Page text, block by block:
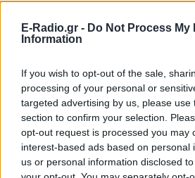
E-Radio.gr - Do Not Process My
Information
If you wish to opt-out of the sale,
processing of your personal or
targeted advertising by us, please use
section to confirm your selection.
opt-out request is processed you may
interest-based ads based on personal
us or personal information disclosed
ΣΤΗΝ ΙΔΙΑ
ερευνητής
συμβίωση
με αγέλη
δεν επενέβη
ΧΤΕΣ
«Κρατάμε την
δεν είναι
ούτε γίνεται